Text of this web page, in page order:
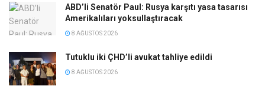
ABD’li Senatör Paul: Rusya karşıtı yasa tasarısı
Amerikalıları yoksullaştıracak
8 AĞUSTOS 2026
Tutuklu iki ÇHD’li avukat tahliye edildi
8 AĞUSTOS 2026